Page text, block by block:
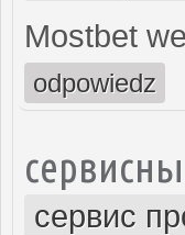
Mostbet
odpowiedz
сервис